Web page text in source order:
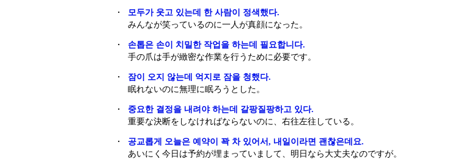
・
모두가 웃고 있는데 한 사람이 정색했다.
みんなが笑っているのに一人が真顔になった。
・
손톱은 손이 치밀한 작업을 하는데 필요합니다.
手の爪は手が緻密な作業を行うために必要です。
・
잠이 오지 않는데 억지로 잠을 청했다.
眠れないのに無理に眠ろうとした。
・
중요한 결정을 내려야 하는데 갈팡질팡하고 있다.
重要な決断をしなければならないのに、右往左往している。
・
공교롭게 오늘은 예약이 꽉 차 있어서, 내일이라면 괜찮은데요.
あいにく今日は予約が埋まっていまして、明日なら大丈夫なのですが。